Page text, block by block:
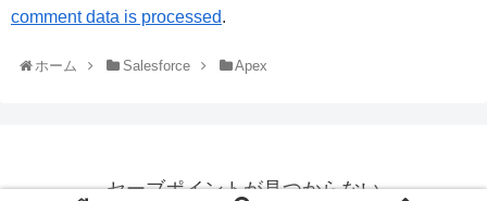
comment data is processed.
ホーム Salesforce Apex
セーブポイントが見つからない